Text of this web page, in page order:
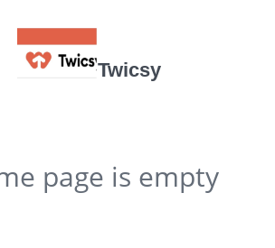
Twicsy
page is empty